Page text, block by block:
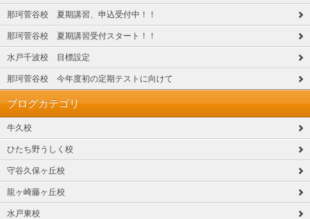
那珂菅谷校 夏期講習、申込受付中！！
那珂菅谷校 夏期講習受付スタート！！
水戸千波校 目標設定
那珂菅谷校 今年度初の定期テストに向けて
ブログカテゴリ
牛久校
ひたち野うしく校
守谷久保ヶ丘校
龍ヶ崎藤ヶ丘校
水戸東校